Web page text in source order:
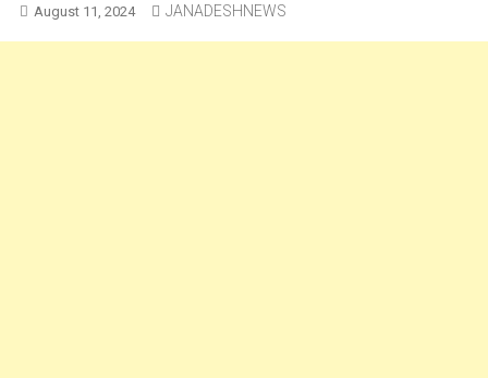
August 11, 2024 JANADESHNEWS